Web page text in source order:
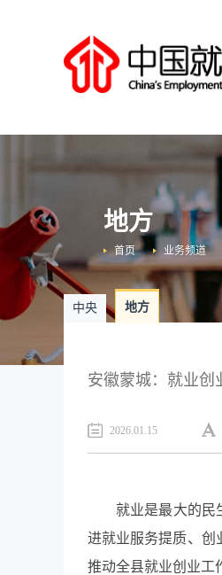
地方
业务频道
首页
中央 地方
安徽蒙城：就业创
2026.01.15
就业是最大的民
进就业服务提质、创
推动全县就业创业工